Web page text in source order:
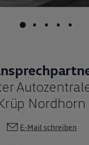
Nordhorn
E-Mail schreiben